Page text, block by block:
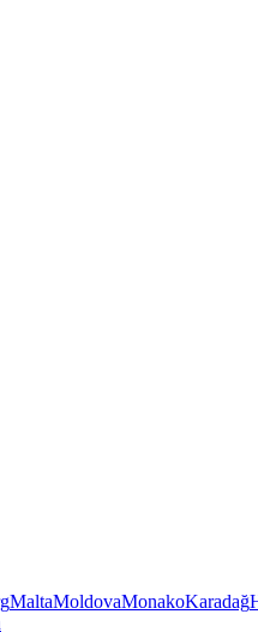
MaltaMoldovaMonakoKaradağ